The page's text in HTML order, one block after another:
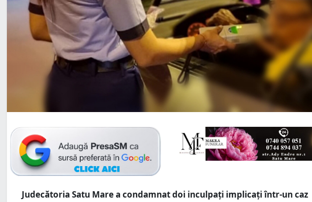
Judecătoria Satu Mare a condamnat doi inculpați implicați într-un caz